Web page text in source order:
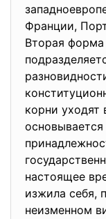
Франции,
Вторая
корни уходят
настоящее
изжила себя,
неизменном